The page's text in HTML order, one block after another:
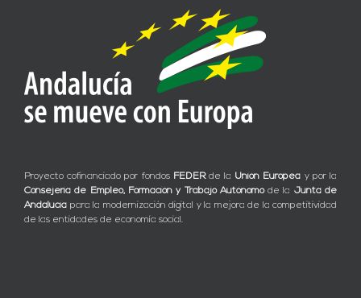
Proyecto cofinanciado por fondos FEDERde la Unión Europea y por la
Consejería de Empleo, Formación y Trabajo Autónomode la Junta de
Andalucía para la modernización digital y la mejora de la competitividad
de las entidades de economía social.